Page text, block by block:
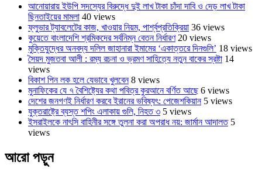
আনোয়ারায় ইউপি সদস্যের বিরুদ্ধে দুই লাখ টাকা চাঁদা দাবি ও দেড় লাখ টাকা
ছিনতাইয়ের মামলা 40 views
ফ্লুভার ট্যাবলেটের কাজ, খাওয়ার নিয়ম, পার্শ্বপ্রতিক্রিয়া 36 views
কুয়েতে বাংলাদেশি শ্রমিকদের সর্বনিম্ন বেতন নির্ধারণ 20 views
মুক্তিযুদ্ধের অনবদ্য দলিল জাহানারা ইমামের ‘একাত্তরে দিনগুলি’ 18 views
সৈয়দ মুজতবা আলী : রম্য রচনা ও ভ্রমণ সাহিত্যে নতুন বাকের স্রষ্টা 14
views
বিকাশ পিন লক হলে যেভাবে খুলবেন 8 views
মুনাফিকের যে ৭ বৈশিষ্ট্যের কথা পবিত্র কুরআনে বর্ণিত আছে 6 views
দেশের জনগণই নির্ধারণ করবে ইরানের ভবিষ্যৎ: পেজেশকিয়ান 5 views
যুক্তরাষ্ট্রে ব্যস্ত শপিং এলাকায় গুলি, নিহত ৩ 5 views
ইসরাইলকে নাৎসি বাহিনীর সঙ্গে তুলনা করা অপরাধ নয়: জার্মান আদালত 5
views
আরো পড়ুন